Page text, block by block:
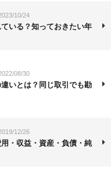
10/24
いる？知っておきたい年
08/30
いとは？同じ取引でも勘
12/26
・収益・資産・負債・純